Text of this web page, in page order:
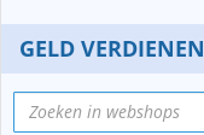
GELD VERDIENEN